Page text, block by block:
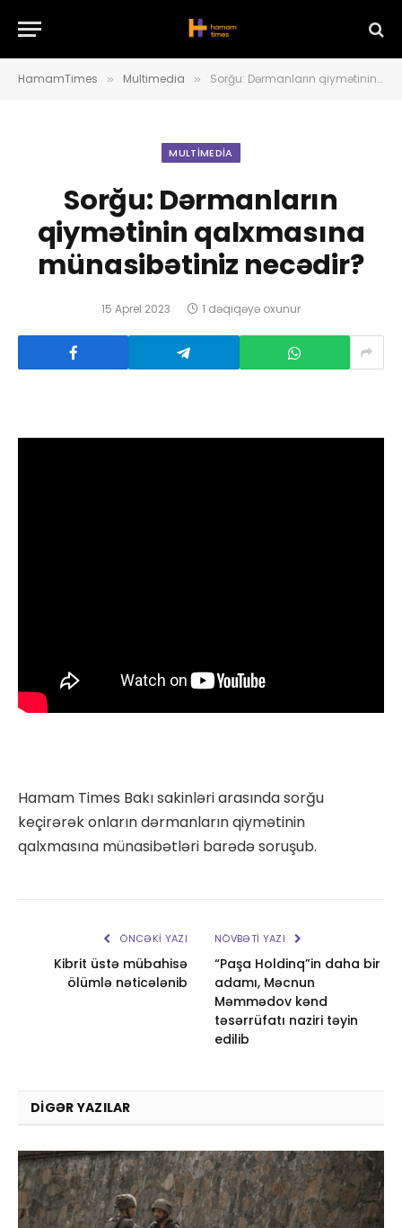
HamamTimes » Multimedia » Sorğu: Dərmanların qiymətinin qalxmasına münasibətiniz necədir?
MULTIMEDIA
Sorğu: Dərmanların
qiymətinin qalxmasına
münasibətiniz necədir?
15 Aprel 2023 1 dəqiqəyə oxunur
Hamam Times Bakı sakinləri arasında sorğu
keçirərək onların dərmanların qiymətinin
qalxmasına münasibətləri barədə soruşub.
ÖNCƏKI YAZI
Kibrit üstə mübahisə
ölümlə nəticələnib
NÖVBƏTI YAZI
“Paşa Holdinq”in daha bir
adamı, Məcnun
Məmmədov kənd
təsərrüfatı naziri təyin
edilib
DIGƏR YAZILAR